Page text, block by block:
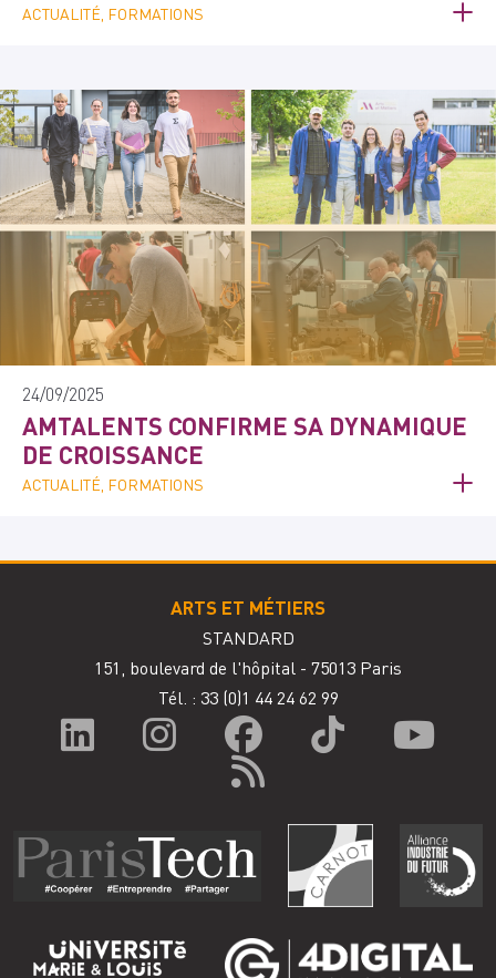
ACTUALITÉ, FORMATIONS
24/09/2025
AMTALENTS CONFIRME SA DYNAMIQUE
DE CROISSANCE
ACTUALITÉ, FORMATIONS
ARTS ET MÉTIERS
STANDARD
151, boulevard de l'hôpital - 75013 Paris
Tél. : 33 (0)1 44 24 62 99